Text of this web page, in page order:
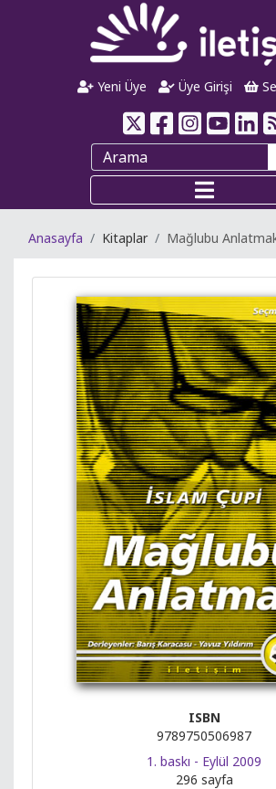
Yeni Üye Üye Girişi
Anasayfa Kitaplar Mağlubu
ISBN
9789750506987
1. baskı - Eylül 2009
296 sayfa